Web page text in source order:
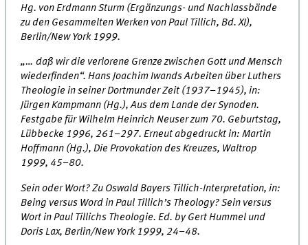
Hg. von Erdmann Sturm (Ergänzungs- und Nachlassbände
zu den Gesammelten Werken von Paul Tillich, Bd. XI),
Berlin/New York 1999.
„… daß wir die verlorene Grenze zwischen Gott und Mensch
wiederfinden“. Hans Joachim Iwands Arbeiten über Luthers
Theologie in seiner Dortmunder Zeit (1937–1945), in:
Jürgen Kampmann (Hg.), Aus dem Lande der Synoden.
Festgabe für Wilhelm Heinrich Neuser zum 70. Geburtstag,
Lübbecke 1996, 261–297. Erneut abgedruckt in: Martin
Hoffmann (Hg.), Die Provokation des Kreuzes, Waltrop
1999, 45–80.
Sein oder Wort? Zu Oswald Bayers Tillich-Interpretation, in:
Being versus Word in Paul Tillich’s Theology? Sein versus
Wort in Paul Tillichs Theologie. Ed. by Gert Hummel und
Doris Lax, Berlin/New York 1999, 24–48.